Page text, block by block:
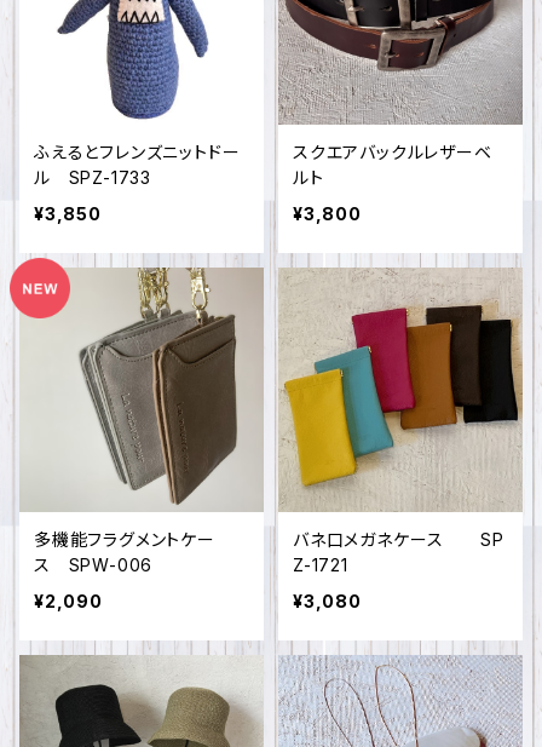
ふえるとフレンズニットドー
ル SPZ-1733
¥3,850
スクエアバックルレザーベ
ルト
¥3,800
多機能フラグメントケー
ス SPW-006
¥2,090
バネ口メガネケース SP
Z-1721
¥3,080